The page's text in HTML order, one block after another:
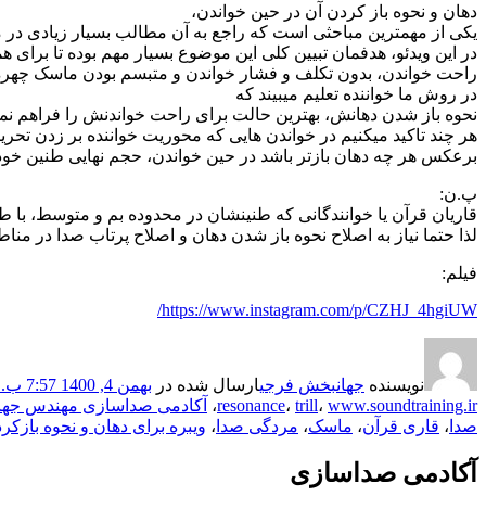
دهان و نحوه باز کردن آن در حین خواندن،
یکی از مهمترین مباحثی است که راجع به آن مطالب بسیار
در این ویدئو، هدفمان تبیین کلی این موضوع بسیار مهم بوده تا
راحت خواندن، بدون تکلف و فشار خواندن و متبسم بودن ماسک
در روش ما خواننده تعلیم میبیند که
نحوه باز شدن دهانش، بهترین حالت برای راحت خواندنش را فراهم
هر چند تاکید میکنیم در خواندن هایی که محوریت خواننده بر زدن
برعکس هر چه دهان بازتر باشد در حین خواندن، حجم نهایی طنین
پ.ن:
قاریان قرآن یا خوانندگانی که طنینشان در محدوده بم و متوسط،
لذا حتما نیاز به اصلاح نحوه باز شدن دهان و اصلاح پرتاب صدا در
فیلم:
https://www.instagram.com/p/CZHJ_4hgiUW/
نویسنده جهانبخش فرجیارسال شده در بهمن 4, 1400 7:57 ب.ظ
resonance، trill، www.soundtraining.ir ، آکادمی صداسازی مهندس
صدا ، قاری قرآن، ماسک، مردگی صدا ، ویبره برای دهان و نحوه
آکادمی صداسازی